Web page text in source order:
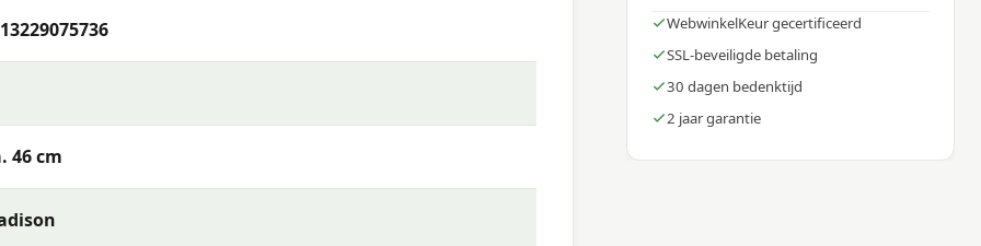
46 cm
WebwinkelKeur gecertificeerd
SSL-beveiligde betaling
30 dagen bedenktijd
2 jaar garantie